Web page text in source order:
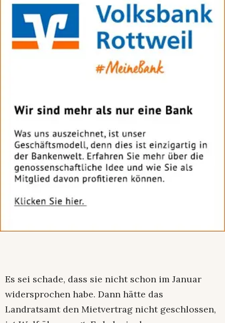
Es sei schade, dass sie nicht schon im Januar
widersprochen habe. Dann hätte das
Landratsamt den Mietvertrag nicht geschlossen,